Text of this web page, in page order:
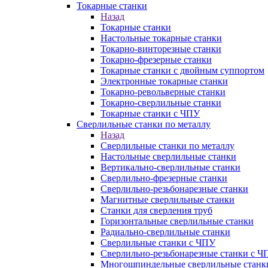
Токарные станки
Назад
Токарные станки
Настольные токарные станки
Токарно-винторезные станки
Токарно-фрезерные станки
Токарные станки с двойным суппортом
Электронные токарные станки
Токарно-револьверные станки
Токарно-сверлильные станки
Токарные станки с ЧПУ
Сверлильные станки по металлу
Назад
Сверлильные станки по металлу
Настольные сверлильные станки
Вертикально-сверлильные станки
Сверлильно-фрезерные станки
Сверлильно-резьбонарезные станки
Магнитные сверлильные станки
Станки для сверления труб
Горизонтальные сверлильные станки
Радиально-сверлильные станки
Сверлильные станки с ЧПУ
Сверлильно-резьбонарезные станки с
Многошпиндельные сверлильные